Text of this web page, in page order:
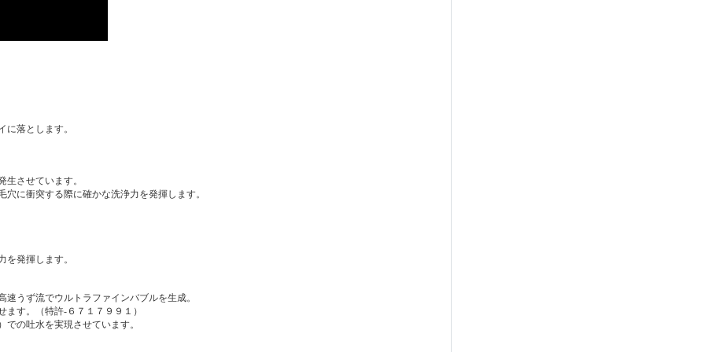
落とします。
させています。
に衝突する際に確かな洗浄力を発揮します。
発揮します。
うず流でウルトラファインバブルを生成。
す。（特許-６７１７９９１）
の吐水を実現させています。